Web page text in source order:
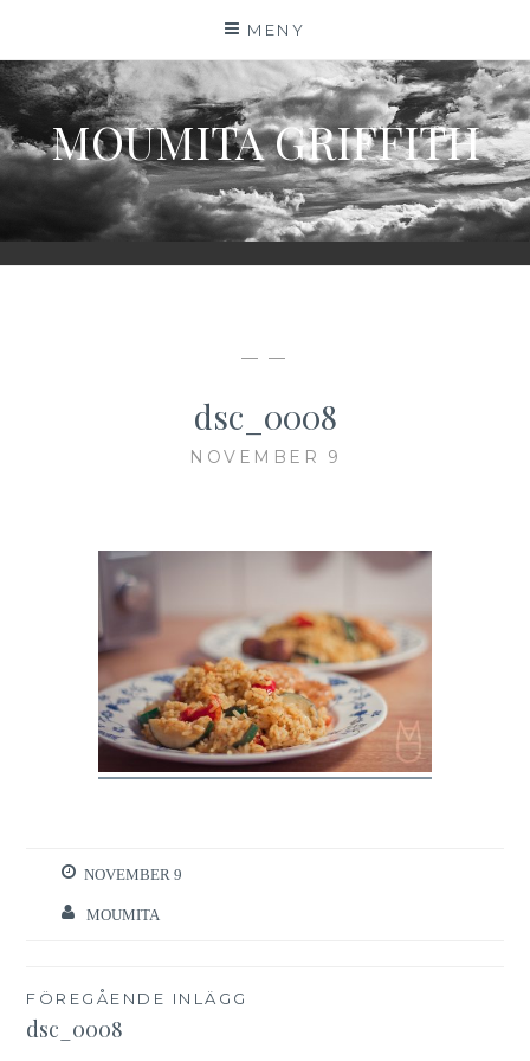
innehåll
MENY
MOUMITA GRIFFITH
— —
dsc_0008
NOVEMBER 9
NOVEMBER 9
MOUMITA
Inläggsnavigering
FÖREGÅENDE INLÄGG
dsc_0008